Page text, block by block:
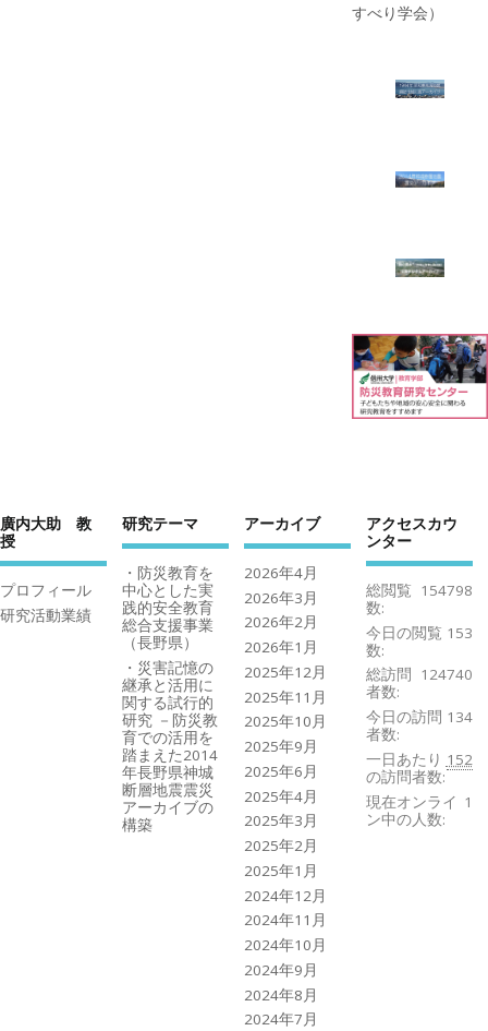
すべり学会）
廣内大助 教
授
プロフィール
研究活動業績
研究テーマ
・防災教育を
中心とした実
践的安全教育
総合支援事業
（長野県）
・災害記憶の
継承と活用に
関する試行的
研究 －防災教
育での活用を
踏まえた2014
年長野県神城
断層地震震災
アーカイブの
構築
アーカイブ
2026年4月
2026年3月
2026年2月
2026年1月
2025年12月
2025年11月
2025年10月
2025年9月
2025年6月
2025年4月
2025年3月
2025年2月
2025年1月
2024年12月
2024年11月
2024年10月
2024年9月
2024年8月
2024年7月
アクセスカウ
ンター
154798
総閲覧
数:
153
今日の閲覧
数:
124740
総訪問
者数:
134
今日の訪問
者数:
152
一日あたり
の訪問者数:
1
現在オンライ
ン中の人数: